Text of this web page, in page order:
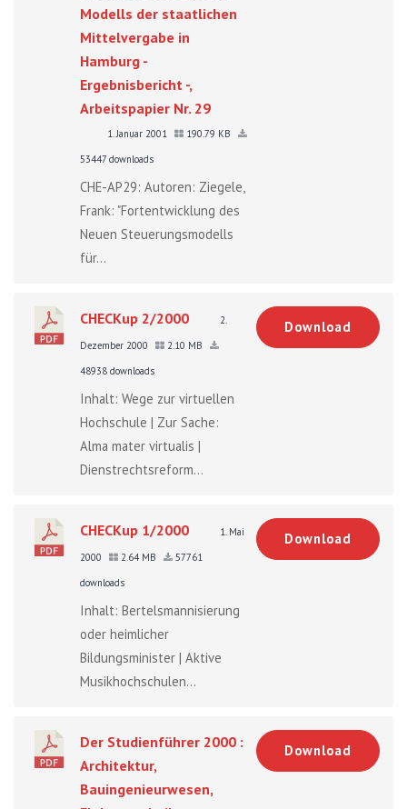
Modells der staatlichen
Mittelvergabe in
Hamburg -
Ergebnisbericht -,
Arbeitspapier Nr. 29
1. Januar 2001
190.79 KB
53447 downloads
CHE-AP29: Autoren: Ziegele,
Frank: "Fortentwicklung des
Neuen Steuerungsmodells
für...
CHECKup 2/2000
2.
Dezember 2000
2.10 MB
48938 downloads
Inhalt: Wege zur virtuellen
Hochschule | Zur Sache:
Alma mater virtualis |
Dienstrechtsreform...
Download
CHECKup 1/2000
1. Mai
2000
2.64 MB
57761
downloads
Inhalt: Bertelsmannisierung
oder heimlicher
Bildungsminister | Aktive
Musikhochschulen...
Download
Der Studienführer 2000 :
Architektur,
Bauingenieurwesen,
Download